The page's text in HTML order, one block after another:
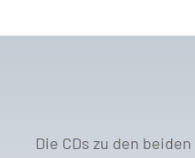
Die CDs zu den